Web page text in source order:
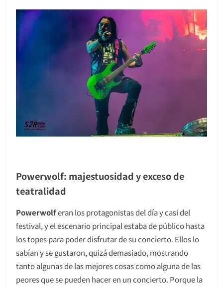
Powerwolf: majestuosidad y exceso de
teatralidad
Powerwolferan los protagonistas del día y casi del
festival, y el escenario principal estaba de público hasta
los topes para poder disfrutar de su concierto. Ellos lo
sabían y se gustaron, quizá demasiado, mostrando
tanto algunas de las mejores cosas como alguna de las
peores que se pueden hacer en un concierto. Porque la